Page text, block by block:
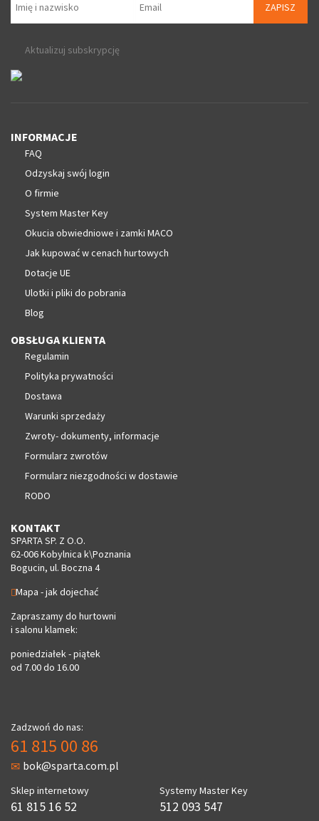
ZAPISZ
Aktualizuj subskrypcję
INFORMACJE
FAQ
Odzyskaj swój login
O firmie
System Master Key
Okucia obwiedniowe i zamki MACO
Jak kupować w cenach hurtowych
Dotacje UE
Ulotki i pliki do pobrania
Blog
OBSŁUGA KLIENTA
Regulamin
Polityka prywatności
Dostawa
Warunki sprzedaży
Zwroty- dokumenty, informacje
Formularz zwrotów
Formularz niezgodności w dostawie
RODO
KONTAKT
SPARTA SP. Z O.O.
62-006 Kobylnica k\Poznania
Bogucin, ul. Boczna 4
Mapa - jak dojechać
Zapraszamy do hurtowni
i salonu klamek:
poniedziałek - piątek
od 7.00 do 16.00
Zadzwoń do nas:
61 815 00 86
bok@sparta.com.pl
Sklep internetowy
61 815 16 52
Systemy Master Key
512 093 547